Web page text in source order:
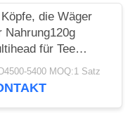
die Wäger
Nahrung120g
für Tee
5400 MOQ:1 Satz